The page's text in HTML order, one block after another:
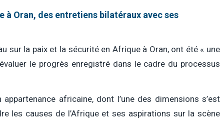
Oran, des entretiens bilatéraux avec ses
sur la paix et la sécurité en Afrique à Oran, ont été « une
le progrès enregistré dans le cadre du processus
africaine, dont l’une des dimensions s’est
les causes de l’Afrique et ses aspirations sur la scène